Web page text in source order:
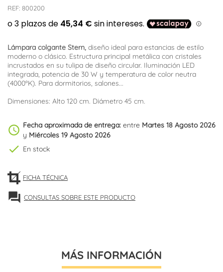
REF: 800200
Lámpara colgante Stern, diseño ideal para estancias de estilo
moderno o clásico. Estructura principal metálica con cristales
incrustados en su tulipa de diseño circular. Iluminación LED
integrada, potencia de 30 W y temperatura de color neutra
(4000ºK). Para dormitorios, salones...
Dimensiones: Alto 120 cm. Diámetro 45 cm.
schedule Fecha aproximada de entrega: entre Martes 18 Agosto 2026
y Miércoles 19 Agosto 2026
check En stock
FICHA TÉCNICA
forum CONSULTAS SOBRE ESTE PRODUCTO
MÁS INFORMACIÓN